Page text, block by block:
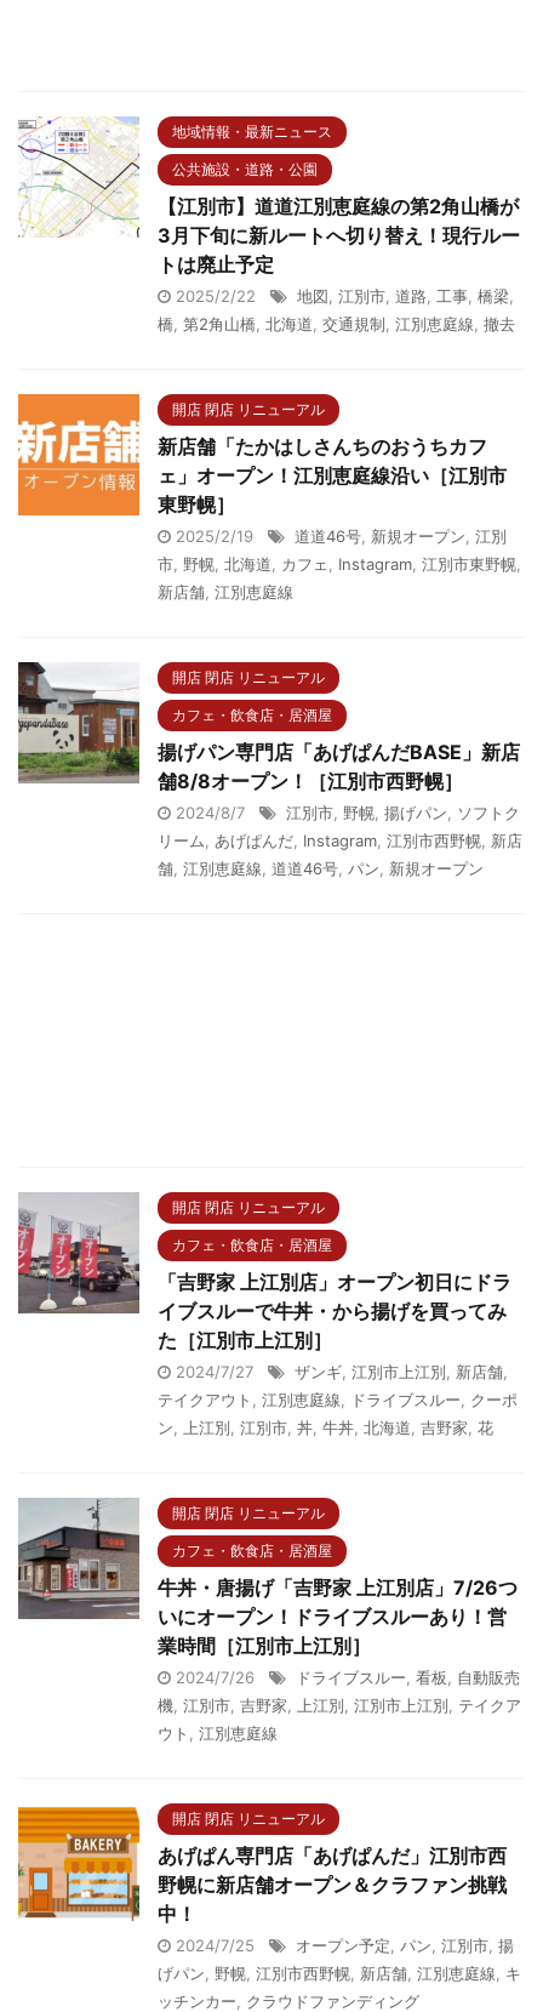
地域情報・最新ニュース
公共施設・道路・公園
【江別市】道道江別恵庭線の第2角山橋が
3月下旬に新ルートへ切り替え！現行ルー
トは廃止予定
2025/2/22 地図, 江別市, 道路, 工事, 橋梁,
橋, 第2角山橋, 北海道, 交通規制, 江別恵庭線, 撤去
開店 閉店 リニューアル
新店舗「たかはしさんちのおうちカフ
ェ」オープン！江別恵庭線沿い［江別市
東野幌］
2025/2/19 道道46号, 新規オープン, 江別
市, 野幌, 北海道, カフェ, Instagram, 江別市東野幌,
新店舗, 江別恵庭線
開店 閉店 リニューアル
カフェ・飲食店・居酒屋
揚げパン専門店「あげぱんだBASE」新店
舗8/8オープン！［江別市西野幌］
2024/8/7 江別市, 野幌, 揚げパン, ソフトク
リーム, あげぱんだ, Instagram, 江別市西野幌, 新店
舗, 江別恵庭線, 道道46号, パン, 新規オープン
開店 閉店 リニューアル
カフェ・飲食店・居酒屋
「吉野家 上江別店」オープン初日にドラ
イブスルーで牛丼・から揚げを買ってみ
た［江別市上江別］
2024/7/27 ザンギ, 江別市上江別, 新店舗,
テイクアウト , 江別恵庭線, ドライブスルー, クーポ
ン, 上江別, 江別市, 丼, 牛丼, 北海道, 吉野家, 花
開店 閉店 リニューアル
カフェ・飲食店・居酒屋
牛丼・唐揚げ「吉野家 上江別店」7/26つ
いにオープン！ドライブスルーあり！営
業時間［江別市上江別］
2024/7/26 ドライブスルー, 看板, 自動販売
機, 江別市, 吉野家, 上江別, 江別市上江別, テイクア
ウト , 江別恵庭線
開店 閉店 リニューアル
あげぱん専門店「あげぱんだ」江別市西
野幌に新店舗オープン＆クラファン挑戦
中！
2024/7/25 オープン予定, パン, 江別市, 揚
げパン, 野幌, 江別市西野幌, 新店舗, 江別恵庭線, キ
ッチンカー, クラウドファンディング